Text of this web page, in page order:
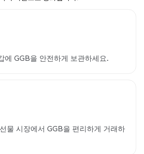
에 GGB을 안전하게 보관하세요.
물 시장에서 GGB을 편리하게 거래하